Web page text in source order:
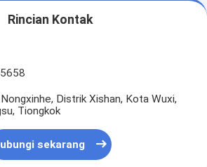
Rincian Kontak
Distrik Xishan, Kota Wuxi,
Tiongkok
sekarang